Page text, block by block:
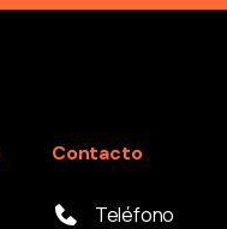
Contacto
Teléfono